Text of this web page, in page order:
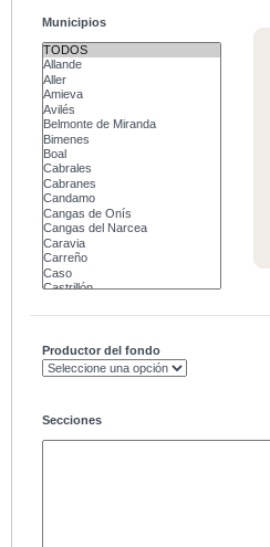
Municipios
Productor del fondo
Secciones